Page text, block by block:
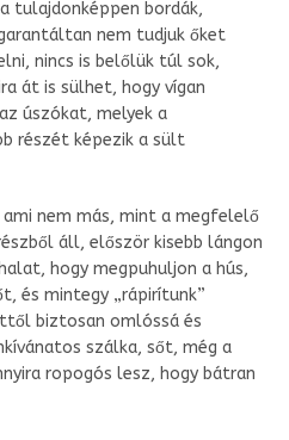
tulajdonképpen bordák,
nem tudjuk őket
nincs is belőlük túl sok,
át is sülhet, hogy vígan
úszókat, melyek a
részét képezik a sült
nem más, mint a megfelelő
áll, először kisebb lángon
hogy megpuhuljon a hús,
és mintegy „rápirítunk”
biztosan omlóssá és
szálka, sőt, még a
ropogós lesz, hogy bátran